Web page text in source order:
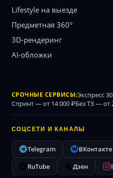
Lifestyle на выезде
Предметная 360°
3D-рендеринг
AI-обложки
СРОЧНЫЕ СЕРВИСЫ:Экспресс
Спринт — от 14 000 ₽Без ТЗ — от
СОЦСЕТИ И КАНАЛЫ
Telegram ВКонтакте
RuTube
Дзен